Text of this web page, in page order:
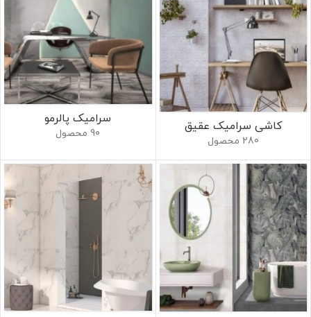
کاشی سرامیک عقیق
280 محصول
سرامیک پالرمو
90 محصول